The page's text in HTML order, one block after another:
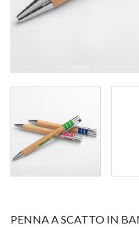
PENNA A SCATTO IN